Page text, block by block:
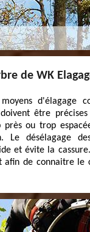
de WK
d'élagage
doivent être
ou trop
Le désélagage
et évite la
de connaitre le